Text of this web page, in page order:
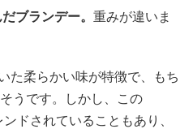
ブランデー。 重みが違いま
た柔らかい味が特徴で、もち
うです。しかし、この
ドされていることもあり、